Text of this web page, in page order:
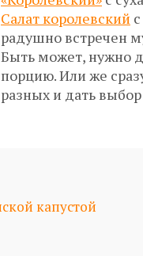
Салат королевский
радушно встречен
Быть может, нужно
порцию. Или же
разных и дать
капустой